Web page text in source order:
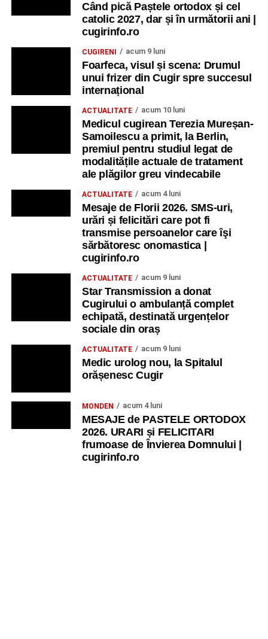
Când pică Paștele ortodox și cel
catolic 2027, dar și în următorii ani |
cugirinfo.ro
CUGIRENI acum 9 luni
Foarfeca, visul și scena: Drumul
unui frizer din Cugir spre succesul
internațional
ACTUALITATE acum 10 luni
Medicul cugirean Terezia Mureșan-
Samoilescu a primit, la Berlin,
premiul pentru studiul legat de
modalitățile actuale de tratament
ale plăgilor greu vindecabile
ACTUALITATE acum 4 luni
Mesaje de Florii 2026. SMS-uri,
urări și felicitări care pot fi
transmise persoanelor care îşi
sărbătoresc onomastica |
cugirinfo.ro
ACTUALITATE acum 9 luni
Star Transmission a donat
Cugirului o ambulanță complet
echipată, destinată urgențelor
sociale din oraș
ACTUALITATE acum 9 luni
Medic urolog nou, la Spitalul
orășenesc Cugir
MONDEN acum 4 luni
MESAJE de PASTELE ORTODOX
2026. URARI și FELICITARI
frumoase de Învierea Domnului |
cugirinfo.ro